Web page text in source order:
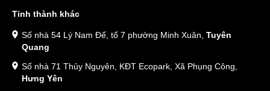
Tỉnh thành khác
Số nhà 54 Lý Nam Đế, tổ 7 phường Minh Xuân, Tuyên
Quang
Số nhà 71 Thủy Nguyên, KĐT Ecopark, Xã Phụng Công,
Hưng Yên